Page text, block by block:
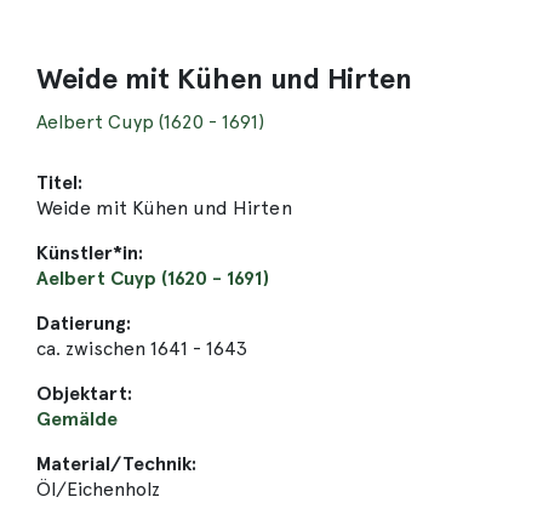
Weide mit Kühen und Hirten
Aelbert Cuyp (1620 - 1691)
Titel:
Weide mit Kühen und Hirten
Künstler*in:
Aelbert Cuyp (1620 - 1691)
Datierung:
ca. zwischen 1641 - 1643
Objektart:
Gemälde
Material/Technik:
Öl/Eichenholz